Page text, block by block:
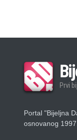
Prvi
Portal "Bijeljna
osnovanog